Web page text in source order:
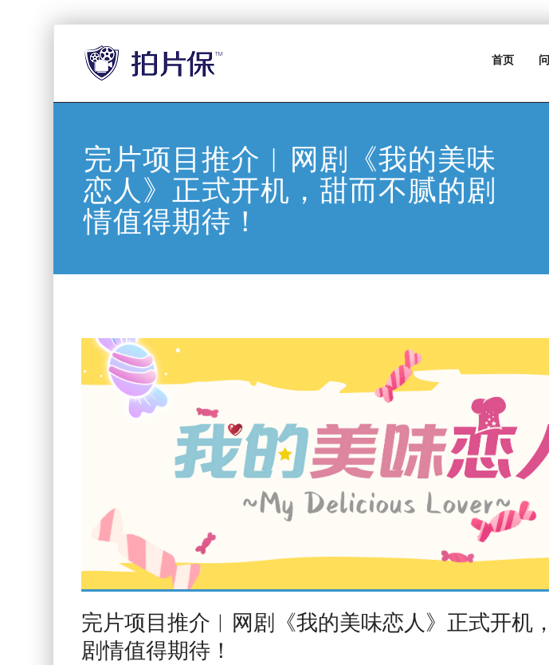
首页
完片项目推介︱网剧《我的美味
恋人》正式开机，甜而不腻的剧
情值得期待！
完片项目推介︱网剧《我的美味恋人》正式开机
剧情值得期待！